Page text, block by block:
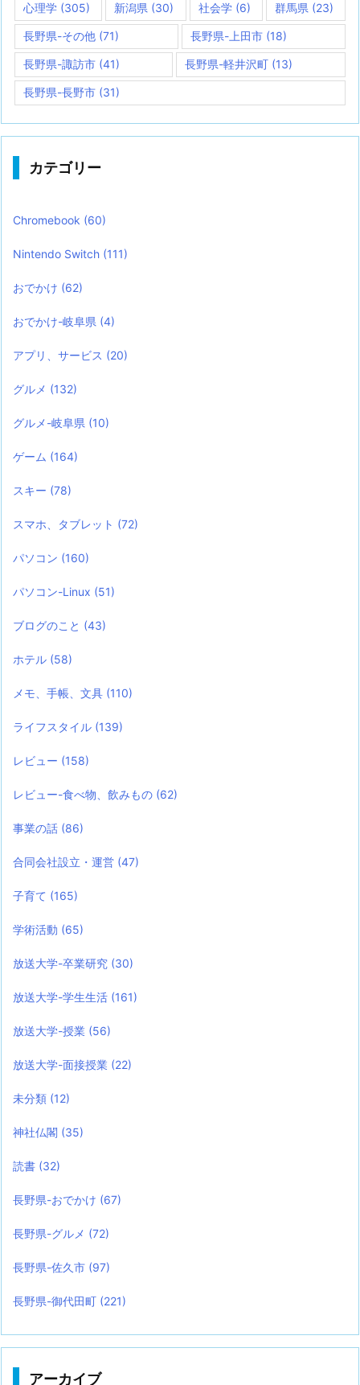
心理学 (305) 新潟県 (30) 社会学(6) 群馬県(23)
長野県-その他 (71) 長野県-上田市(18)
長野県-諏訪市 (41) 長野県-軽井沢町 (13)
長野県-長野市 (31)
カテゴリー
Chromebook (60)
Nintendo Switch (111)
おでかけ (62)
おでかけ-岐阜県 (4)
アプリ、サービス (20)
グルメ (132)
グルメ-岐阜県 (10)
ゲーム (164)
スキー (78)
スマホ、タブレット (72)
パソコン (160)
パソコン-Linux (51)
ブログのこと (43)
ホテル (58)
メモ、手帳、文具 (110)
ライフスタイル (139)
レビュー (158)
レビュー-食べ物、飲みもの (62)
事業の話 (86)
合同会社設立・運営 (47)
子育て (165)
学術活動 (65)
放送大学-卒業研究 (30)
放送大学-学生生活 (161)
放送大学-授業 (56)
放送大学-面接授業 (22)
未分類 (12)
神社仏閣 (35)
読書 (32)
長野県-おでかけ (67)
長野県-グルメ (72)
長野県-佐久市 (97)
長野県-御代田町 (221)
アーカイブ